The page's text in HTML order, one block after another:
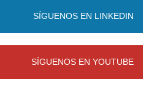
SÍGUENOS EN LINKEDIN
SÍGUENOS EN YOUTUBE